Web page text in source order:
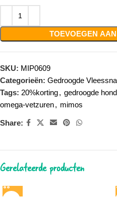
TOEVOEGEN
SKU: MIP0609
Categorieën: Gedroogde
Tags: 20%korting, gedroogde
omega-vetzuren, mimos
Share:
Gerelateerde producten